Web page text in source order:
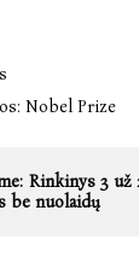
Nobel Prize
Rinkinys 3 už
be nuolaidų